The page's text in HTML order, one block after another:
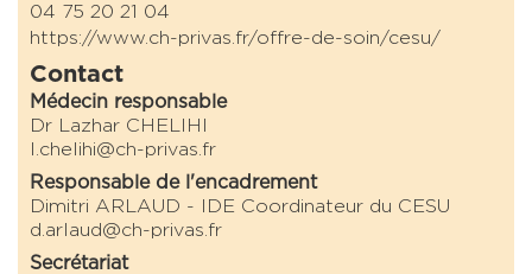
04 75 20 21 04
https://www.ch-privas.fr/offre-de-soin/cesu/
Contact
Médecin responsable
Dr Lazhar CHELIHI
l.chelihi@ch-privas.fr
Responsable de l'encadrement
Dimitri ARLAUD - IDE Coordinateur du CESU
d.arlaud@ch-privas.fr
Secrétariat